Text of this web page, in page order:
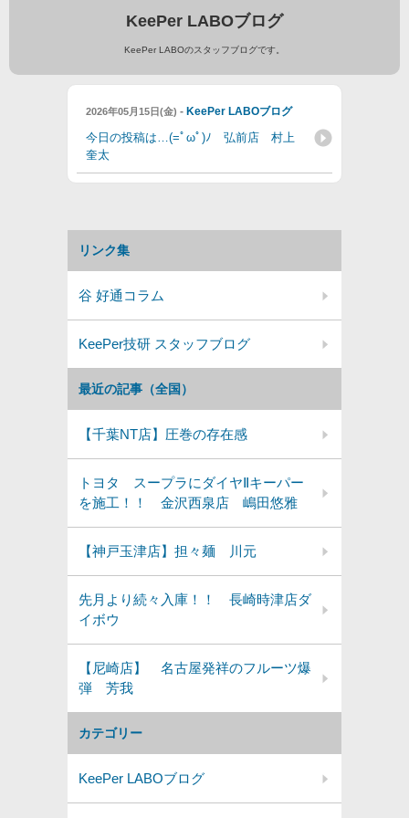
KeePer LABOブログ
KeePer LABOのスタッフブログです。
2026年05月15日(金) - KeePer LABOブログ
今日の投稿は…(=ﾟωﾟ)ﾉ 弘前店 村上
奎太
カテゴリー
KeePer LABOブログ
最近の記事（全国）
【千葉NT店】圧巻の存在感
トヨタ スープラにダイヤⅡキーパー
を施工！！ 金沢西泉店 嶋田悠雅
【神戸玉津店】担々麺 川元
先月より続々入庫！！ 長崎時津店ダ
イボウ
【尼崎店】 名古屋発祥のフルーツ爆
弾 芳我
リンク集
谷 好通コラム
KeePer技研 スタッフブログ